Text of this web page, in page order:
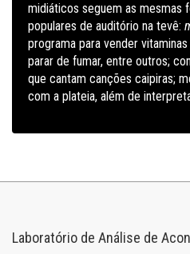
midiáticos seguem as mesmas
populares de auditório na tevê:
programa para vender
parar de fumar, entre outros;
que cantam canções caipiras;
com a plateia, além de
Laboratório de Análise de